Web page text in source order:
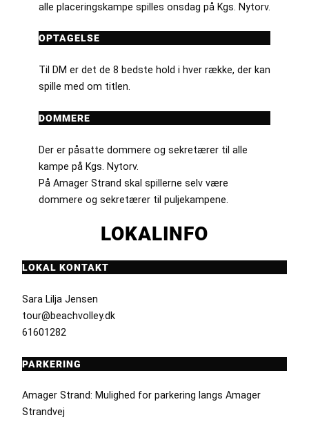
alle placeringskampe spilles onsdag på Kgs. Nytorv.
OPTAGELSE
Til DM er det de 8 bedste hold i hver række, der kan
spille med om titlen.
DOMMERE
Der er påsatte dommere og sekretærer til alle
kampe på Kgs. Nytorv.
På Amager Strand skal spillerne selv være
dommere og sekretærer til puljekampene.
LOKALINFO
LOKAL KONTAKT
Sara Lilja Jensen
tour@beachvolley.dk
61601282
PARKERING
Amager Strand: Mulighed for parkering langs Amager
Strandvej